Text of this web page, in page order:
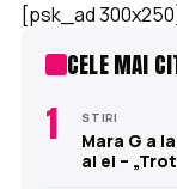
[psk_ad 300x250]
CELE MAI
1 STIRI
Mara G a
al ei –